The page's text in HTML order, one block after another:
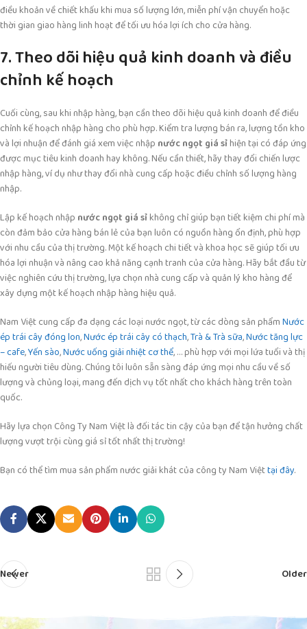
điều khoản về chiết khấu khi mua số lượng lớn, miễn phí vận chuyển hoặc
thời gian giao hàng linh hoạt để tối ưu hóa lợi ích cho cửa hàng.
7. Theo dõi hiệu quả kinh doanh và điều
chỉnh kế hoạch
Cuối cùng, sau khi nhập hàng, bạn cần theo dõi hiệu quả kinh doanh để điều
chỉnh kế hoạch nhập hàng cho phù hợp. Kiểm tra lượng bán ra, lượng tồn kho
và lợi nhuận để đánh giá xem việc nhập nước ngọt giá sỉhiện tại có đáp ứng
được mục tiêu kinh doanh hay không. Nếu cần thiết, hãy thay đổi chiến lược
nhập hàng, ví dụ như thay đổi nhà cung cấp hoặc điều chỉnh số lượng hàng
nhập.
Lập kế hoạch nhập nước ngọt giá sỉkhông chỉ giúp bạn tiết kiệm chi phí mà
còn đảm bảo cửa hàng bán lẻ của bạn luôn có nguồn hàng ổn định, phù hợp
với nhu cầu của thị trường. Một kế hoạch chi tiết và khoa học sẽ giúp tối ưu
hóa lợi nhuận và nâng cao khả năng cạnh tranh của cửa hàng. Hãy bắt đầu từ
việc nghiên cứu thị trường, lựa chọn nhà cung cấp và quản lý kho hàng để
xây dựng một kế hoạch nhập hàng hiệu quả.
Nam Việt cung cấp đa dạng các loại nước ngọt, từ các dòng sản phẩmNước
ép trái cây đóng lon,Nước ép trái cây có thạch,Trà & Trà sữa,Nước tăng lực
– cafe,Yến sào,Nước uống giải nhiệt cơ thể, … phù hợp với mọi lứa tuổi và thị
hiếu người tiêu dùng. Chúng tôi luôn sẵn sàng đáp ứng mọi nhu cầu về số
lượng và chủng loại, mang đến dịch vụ tốt nhất cho khách hàng trên toàn
quốc.
Hãy lựa chọn Công Ty Nam Việt là đối tác tin cậy của bạn để tận hưởng chất
lượng vượt trội cùng giá sỉ tốt nhất thị trường!
Bạn có thể tìm mua sản phẩm nước giải khát của công ty Nam Việttại đây.
Newer Older